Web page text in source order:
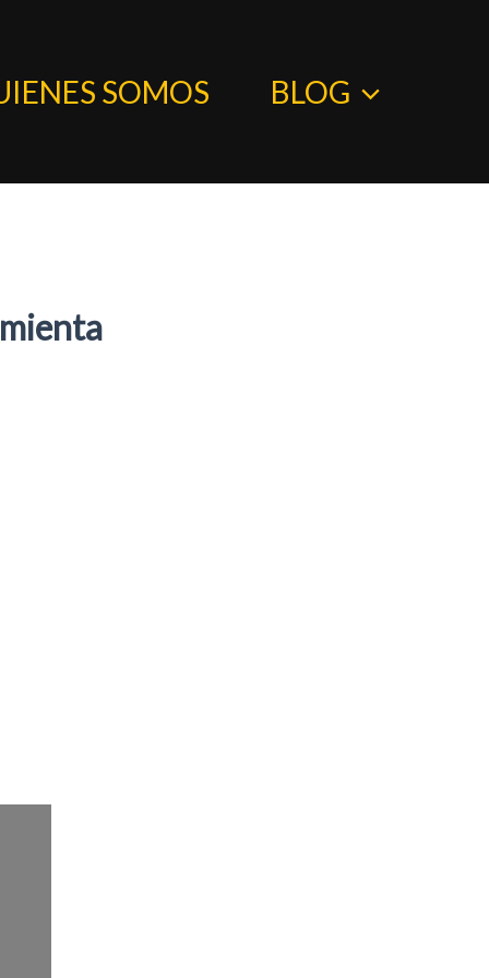
SOMOS BLOG